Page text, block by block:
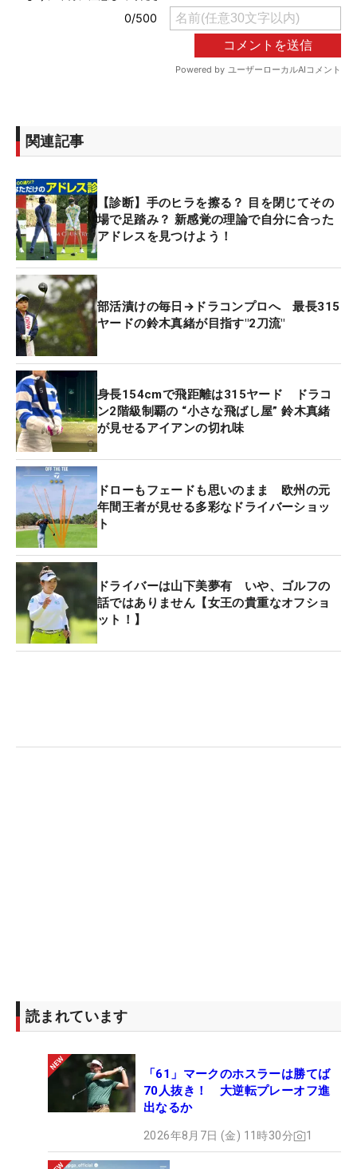
関連記事
【診断】手のヒラを擦る？ 目を閉じてその
場で足踏み？ 新感覚の理論で自分に合った
アドレスを見つけよう！
部活漬けの毎日→ドラコンプロへ 最長315
ヤードの鈴木真緒が目指す"2刀流"
身長154cmで飛距離は315ヤード ドラコ
ン2階級制覇の “小さな飛ばし屋” 鈴木真緒
が見せるアイアンの切れ味
ドローもフェードも思いのまま 欧州の元
年間王者が見せる多彩なドライバーショッ
ト
ドライバーは山下美夢有 いや、ゴルフの
話ではありません【女王の貴重なオフショ
ット！】
読まれています
「61」マークのホスラーは勝てば
70人抜き！ 大逆転プレーオフ進
出なるか
2026年8月7日 (金) 11時30分 1